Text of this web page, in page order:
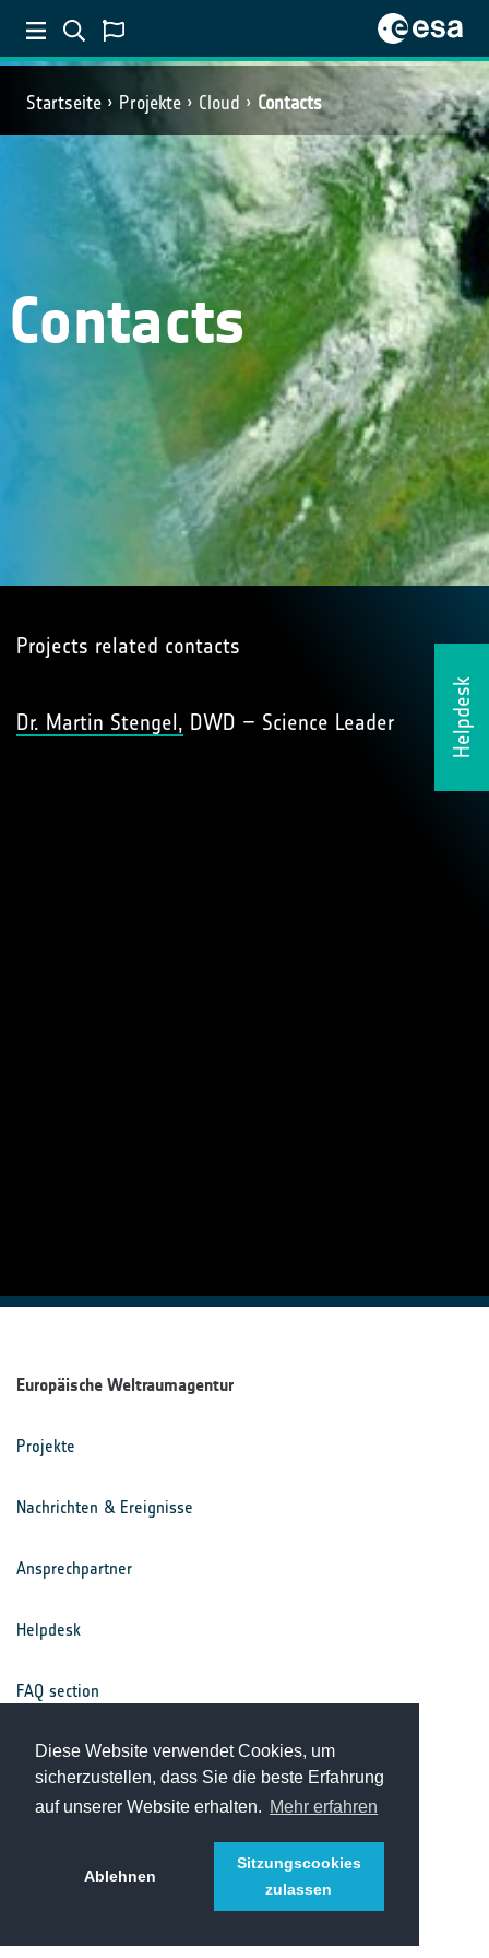
Diese Website verwendet Cookies, um
sicherzustellen, dass Sie die beste Erfahrung
auf unserer Website erhalten. Mehr erfahren
Ablehnen
Sitzungscookies
zulassen
Startseite Projekte Cloud Contacts
Helpdesk
Contacts
Projects related contacts
Dr. Martin Stengel, DWD – Science Leader
Europäische Weltraumagentur
Projekte
Nachrichten & Ereignisse
Ansprechpartner
Helpdesk
FAQ section
Nutzungsbedingungen
Datenschutz